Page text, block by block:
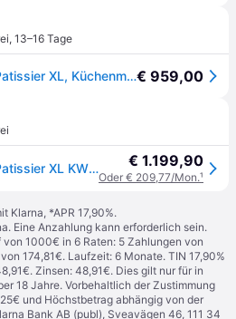
, 13–16 Tage
Kenwood Titanium Chef Patissier XL, Küchenmaschine, Silber€ 959,00
Kenwood Titanium Chef Patissier XL KWL90.594SI € 1.199,90
Oder € 209,77/Mon.¹
Klarna, *APR 17,90%.
Eine Anzahlung kann erforderlich sein.
1000€ in 6 Raten: 5 Zahlungen von
174,81€. Laufzeit: 6 Monate. TIN 17,90%
Zinsen: 48,91€. Dies gilt nur für in
18 Jahre. Vorbehaltlich der Zustimmung
und Höchstbetrag abhängig von der
Bank AB (publ), Sveavägen 46, 111 34